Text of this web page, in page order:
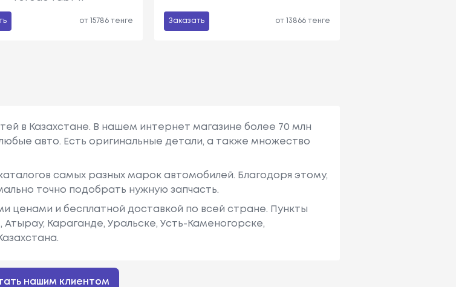
от 15786 тенге Заказать от 13866 тенге
в Казахстане. В нашем интернет магазине более 70 млн
авто. Есть оригинальные детали, а также множество
самых разных марок автомобилей. Благодоря этому,
точно подобрать нужную запчасть.
ценами и бесплатной доставкой по всей стране. Пункты
Караганде, Уральске, Усть-Каменогорске,
нашим клиентом